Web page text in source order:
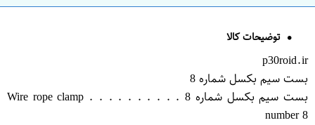
توضیحات کالا
p30roid.ir
بست سیم بکسل شماره 8
بست سیم بکسل شماره 8 . . . . . . . . . . Wire rope clamp
number 8